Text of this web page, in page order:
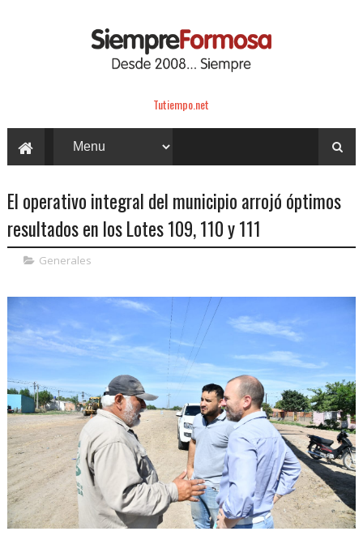
Tutiempo.net
El operativo integral del municipio arrojó óptimos
resultados en los Lotes 109, 110 y 111
Generales